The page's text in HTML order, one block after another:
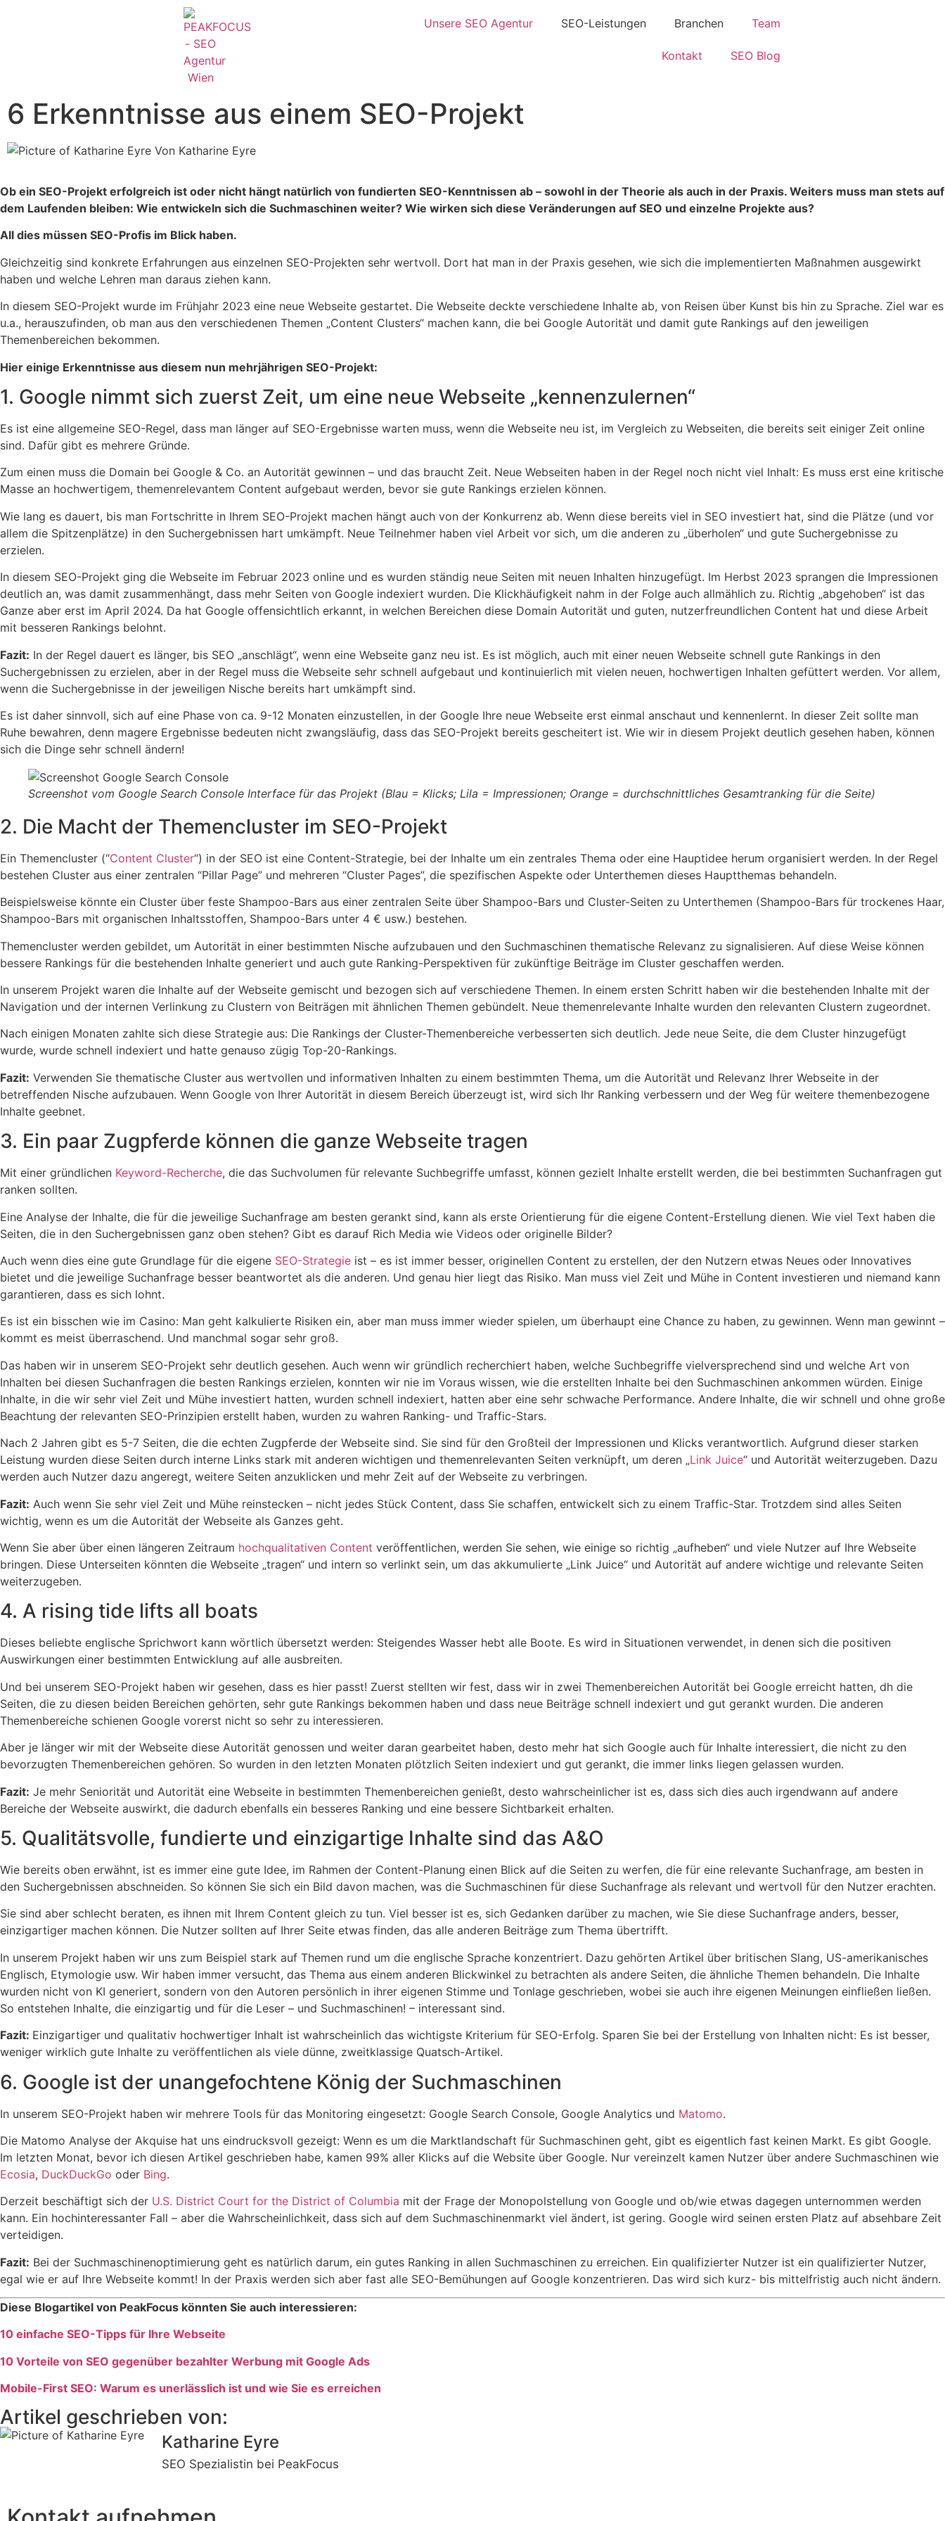
Unsere SEO Agentur SEO-Leistungen Branchen Team
Kontakt SEO Blog
6 Erkenntnisse aus einem SEO-Projekt
Von Katharine Eyre
Ob ein SEO-Projekt erfolgreich ist oder nicht hängt natürlich von fundierten SEO-Kenntnissen ab – sowohl in der Theorie als auch in der Praxis. Weiters muss man stets auf
dem Laufenden bleiben: Wie entwickeln sich die Suchmaschinen weiter? Wie wirken sich diese Veränderungen auf SEO und einzelne Projekte aus?
All dies müssen SEO-Profis im Blick haben.
Gleichzeitig sind konkrete Erfahrungen aus einzelnen SEO-Projekten sehr wertvoll. Dort hat man in der Praxis gesehen, wie sich die implementierten Maßnahmen ausgewirkt
haben und welche Lehren man daraus ziehen kann.
In diesem SEO-Projekt wurde im Frühjahr 2023 eine neue Webseite gestartet. Die Webseite deckte verschiedene Inhalte ab, von Reisen über Kunst bis hin zu Sprache. Ziel war es
u.a., herauszufinden, ob man aus den verschiedenen Themen „Content Clusters“ machen kann, die bei Google Autorität und damit gute Rankings auf den jeweiligen
Themenbereichen bekommen.
Hier einige Erkenntnisse aus diesem nun mehrjährigen SEO-Projekt:
1. Google nimmt sich zuerst Zeit, um eine neue Webseite „kennenzulernen“
Es ist eine allgemeine SEO-Regel, dass man länger auf SEO-Ergebnisse warten muss, wenn die Webseite neu ist, im Vergleich zu Webseiten, die bereits seit einiger Zeit online
sind. Dafür gibt es mehrere Gründe.
Zum einen muss die Domain bei Google & Co. an Autorität gewinnen – und das braucht Zeit. Neue Webseiten haben in der Regel noch nicht viel Inhalt: Es muss erst eine kritische
Masse an hochwertigem, themenrelevantem Content aufgebaut werden, bevor sie gute Rankings erzielen können.
Wie lang es dauert, bis man Fortschritte in Ihrem SEO-Projekt machen hängt auch von der Konkurrenz ab. Wenn diese bereits viel in SEO investiert hat, sind die Plätze (und vor
allem die Spitzenplätze) in den Suchergebnissen hart umkämpft. Neue Teilnehmer haben viel Arbeit vor sich, um die anderen zu „überholen“ und gute Suchergebnisse zu
erzielen.
In diesem SEO-Projekt ging die Webseite im Februar 2023 online und es wurden ständig neue Seiten mit neuen Inhalten hinzugefügt. Im Herbst 2023 sprangen die Impressionen
deutlich an, was damit zusammenhängt, dass mehr Seiten von Google indexiert wurden. Die Klickhäufigkeit nahm in der Folge auch allmählich zu. Richtig „abgehoben“ ist das
Ganze aber erst im April 2024. Da hat Google offensichtlich erkannt, in welchen Bereichen diese Domain Autorität und guten, nutzerfreundlichen Content hat und diese Arbeit
mit besseren Rankings belohnt.
Fazit: In der Regel dauert es länger, bis SEO „anschlägt“, wenn eine Webseite ganz neu ist. Es ist möglich, auch mit einer neuen Webseite schnell gute Rankings in den
Suchergebnissen zu erzielen, aber in der Regel muss die Webseite sehr schnell aufgebaut und kontinuierlich mit vielen neuen, hochwertigen Inhalten gefüttert werden. Vor allem,
wenn die Suchergebnisse in der jeweiligen Nische bereits hart umkämpft sind.
Es ist daher sinnvoll, sich auf eine Phase von ca. 9-12 Monaten einzustellen, in der Google Ihre neue Webseite erst einmal anschaut und kennenlernt. In dieser Zeit sollte man
Ruhe bewahren, denn magere Ergebnisse bedeuten nicht zwangsläufig, dass das SEO-Projekt bereits gescheitert ist. Wie wir in diesem Projekt deutlich gesehen haben, können
sich die Dinge sehr schnell ändern!
Screenshot vom Google Search Console Interface für das Projekt (Blau = Klicks; Lila = Impressionen; Orange = durchschnittliches Gesamtranking für die Seite)
2. Die Macht der Themencluster im SEO-Projekt
Ein Themencluster (“Content Cluster“) in der SEO ist eine Content-Strategie, bei der Inhalte um ein zentrales Thema oder eine Hauptidee herum organisiert werden. In der Regel
bestehen Cluster aus einer zentralen “Pillar Page” und mehreren “Cluster Pages”, die spezifischen Aspekte oder Unterthemen dieses Hauptthemas behandeln.
Beispielsweise könnte ein Cluster über feste Shampoo-Bars aus einer zentralen Seite über Shampoo-Bars und Cluster-Seiten zu Unterthemen (Shampoo-Bars für trockenes Haar,
Shampoo-Bars mit organischen Inhaltsstoffen, Shampoo-Bars unter 4 € usw.) bestehen.
Themencluster werden gebildet, um Autorität in einer bestimmten Nische aufzubauen und den Suchmaschinen thematische Relevanz zu signalisieren. Auf diese Weise können
bessere Rankings für die bestehenden Inhalte generiert und auch gute Ranking-Perspektiven für zukünftige Beiträge im Cluster geschaffen werden.
In unserem Projekt waren die Inhalte auf der Webseite gemischt und bezogen sich auf verschiedene Themen. In einem ersten Schritt haben wir die bestehenden Inhalte mit der
Navigation und der internen Verlinkung zu Clustern von Beiträgen mit ähnlichen Themen gebündelt. Neue themenrelevante Inhalte wurden den relevanten Clustern zugeordnet.
Nach einigen Monaten zahlte sich diese Strategie aus: Die Rankings der Cluster-Themenbereiche verbesserten sich deutlich. Jede neue Seite, die dem Cluster hinzugefügt
wurde, wurde schnell indexiert und hatte genauso zügig Top-20-Rankings.
Fazit: Verwenden Sie thematische Cluster aus wertvollen und informativen Inhalten zu einem bestimmten Thema, um die Autorität und Relevanz Ihrer Webseite in der
betreffenden Nische aufzubauen. Wenn Google von Ihrer Autorität in diesem Bereich überzeugt ist, wird sich Ihr Ranking verbessern und der Weg für weitere themenbezogene
Inhalte geebnet.
3. Ein paar Zugpferde können die ganze Webseite tragen
Mit einer gründlichen Keyword-Recherche, die das Suchvolumen für relevante Suchbegriffe umfasst, können gezielt Inhalte erstellt werden, die bei bestimmten Suchanfragen gut
ranken sollten.
Eine Analyse der Inhalte, die für die jeweilige Suchanfrage am besten gerankt sind, kann als erste Orientierung für die eigene Content-Erstellung dienen. Wie viel Text haben die
Seiten, die in den Suchergebnissen ganz oben stehen? Gibt es darauf Rich Media wie Videos oder originelle Bilder?
Auch wenn dies eine gute Grundlage für die eigene SEO-Strategie ist – es ist immer besser, originellen Content zu erstellen, der den Nutzern etwas Neues oder Innovatives
bietet und die jeweilige Suchanfrage besser beantwortet als die anderen. Und genau hier liegt das Risiko. Man muss viel Zeit und Mühe in Content investieren und niemand kann
garantieren, dass es sich lohnt.
Es ist ein bisschen wie im Casino: Man geht kalkulierte Risiken ein, aber man muss immer wieder spielen, um überhaupt eine Chance zu haben, zu gewinnen. Wenn man gewinnt –
kommt es meist überraschend. Und manchmal sogar sehr groß.
Das haben wir in unserem SEO-Projekt sehr deutlich gesehen. Auch wenn wir gründlich recherchiert haben, welche Suchbegriffe vielversprechend sind und welche Art von
Inhalten bei diesen Suchanfragen die besten Rankings erzielen, konnten wir nie im Voraus wissen, wie die erstellten Inhalte bei den Suchmaschinen ankommen würden. Einige
Inhalte, in die wir sehr viel Zeit und Mühe investiert hatten, wurden schnell indexiert, hatten aber eine sehr schwache Performance. Andere Inhalte, die wir schnell und ohne große
Beachtung der relevanten SEO-Prinzipien erstellt haben, wurden zu wahren Ranking- und Traffic-Stars.
Nach 2 Jahren gibt es 5-7 Seiten, die die echten Zugpferde der Webseite sind. Sie sind für den Großteil der Impressionen und Klicks verantwortlich. Aufgrund dieser starken
Leistung wurden diese Seiten durch interne Links stark mit anderen wichtigen und themenrelevanten Seiten verknüpft, um deren „Link Juice“ und Autorität weiterzugeben. Dazu
werden auch Nutzer dazu angeregt, weitere Seiten anzuklicken und mehr Zeit auf der Webseite zu verbringen.
Fazit: Auch wenn Sie sehr viel Zeit und Mühe reinstecken – nicht jedes Stück Content, dass Sie schaffen, entwickelt sich zu einem Traffic-Star. Trotzdem sind alles Seiten
wichtig, wenn es um die Autorität der Webseite als Ganzes geht.
Wenn Sie aber über einen längeren Zeitraum hochqualitativen Content veröffentlichen, werden Sie sehen, wie einige so richtig „aufheben“ und viele Nutzer auf Ihre Webseite
bringen. Diese Unterseiten könnten die Webseite „tragen“ und intern so verlinkt sein, um das akkumulierte „Link Juice“ und Autorität auf andere wichtige und relevante Seiten
weiterzugeben.
4. A rising tide lifts all boats
Dieses beliebte englische Sprichwort kann wörtlich übersetzt werden: Steigendes Wasser hebt alle Boote. Es wird in Situationen verwendet, in denen sich die positiven
Auswirkungen einer bestimmten Entwicklung auf alle ausbreiten.
Und bei unserem SEO-Projekt haben wir gesehen, dass es hier passt! Zuerst stellten wir fest, dass wir in zwei Themenbereichen Autorität bei Google erreicht hatten, dh die
Seiten, die zu diesen beiden Bereichen gehörten, sehr gute Rankings bekommen haben und dass neue Beiträge schnell indexiert und gut gerankt wurden. Die anderen
Themenbereiche schienen Google vorerst nicht so sehr zu interessieren.
Aber je länger wir mit der Webseite diese Autorität genossen und weiter daran gearbeitet haben, desto mehr hat sich Google auch für Inhalte interessiert, die nicht zu den
bevorzugten Themenbereichen gehören. So wurden in den letzten Monaten plötzlich Seiten indexiert und gut gerankt, die immer links liegen gelassen wurden.
Fazit: Je mehr Seniorität und Autorität eine Webseite in bestimmten Themenbereichen genießt, desto wahrscheinlicher ist es, dass sich dies auch irgendwann auf andere
Bereiche der Webseite auswirkt, die dadurch ebenfalls ein besseres Ranking und eine bessere Sichtbarkeit erhalten.
5. Qualitätsvolle, fundierte und einzigartige Inhalte sind das A&O
Wie bereits oben erwähnt, ist es immer eine gute Idee, im Rahmen der Content-Planung einen Blick auf die Seiten zu werfen, die für eine relevante Suchanfrage, am besten in
den Suchergebnissen abschneiden. So können Sie sich ein Bild davon machen, was die Suchmaschinen für diese Suchanfrage als relevant und wertvoll für den Nutzer erachten.
Sie sind aber schlecht beraten, es ihnen mit Ihrem Content gleich zu tun. Viel besser ist es, sich Gedanken darüber zu machen, wie Sie diese Suchanfrage anders, besser,
einzigartiger machen können. Die Nutzer sollten auf Ihrer Seite etwas finden, das alle anderen Beiträge zum Thema übertrifft.
In unserem Projekt haben wir uns zum Beispiel stark auf Themen rund um die englische Sprache konzentriert. Dazu gehörten Artikel über britischen Slang, US-amerikanisches
Englisch, Etymologie usw. Wir haben immer versucht, das Thema aus einem anderen Blickwinkel zu betrachten als andere Seiten, die ähnliche Themen behandeln. Die Inhalte
wurden nicht von KI generiert, sondern von den Autoren persönlich in ihrer eigenen Stimme und Tonlage geschrieben, wobei sie auch ihre eigenen Meinungen einfließen ließen.
So entstehen Inhalte, die einzigartig und für die Leser – und Suchmaschinen! – interessant sind.
Fazit: Einzigartiger und qualitativ hochwertiger Inhalt ist wahrscheinlich das wichtigste Kriterium für SEO-Erfolg. Sparen Sie bei der Erstellung von Inhalten nicht: Es ist besser,
weniger wirklich gute Inhalte zu veröffentlichen als viele dünne, zweitklassige Quatsch-Artikel.
6. Google ist der unangefochtene König der Suchmaschinen
In unserem SEO-Projekt haben wir mehrere Tools für das Monitoring eingesetzt: Google Search Console, Google Analytics und Matomo.
Die Matomo Analyse der Akquise hat uns eindrucksvoll gezeigt: Wenn es um die Marktlandschaft für Suchmaschinen geht, gibt es eigentlich fast keinen Markt. Es gibt Google.
Im letzten Monat, bevor ich diesen Artikel geschrieben habe, kamen 99% aller Klicks auf die Website über Google. Nur vereinzelt kamen Nutzer über andere Suchmaschinen wie
Ecosia, DuckDuckGo oder Bing.
Derzeit beschäftigt sich der U.S. District Court for the District of Columbia mit der Frage der Monopolstellung von Google und ob/wie etwas dagegen unternommen werden
kann. Ein hochinteressanter Fall – aber die Wahrscheinlichkeit, dass sich auf dem Suchmaschinenmarkt viel ändert, ist gering. Google wird seinen ersten Platz auf absehbare Zeit
verteidigen.
Fazit: Bei der Suchmaschinenoptimierung geht es natürlich darum, ein gutes Ranking in allen Suchmaschinen zu erreichen. Ein qualifizierter Nutzer ist ein qualifizierter Nutzer,
egal wie er auf Ihre Webseite kommt! In der Praxis werden sich aber fast alle SEO-Bemühungen auf Google konzentrieren. Das wird sich kurz- bis mittelfristig auch nicht ändern.
Diese Blogartikel von PeakFocus könnten Sie auch interessieren:
10 einfache SEO-Tipps für Ihre Webseite
10 Vorteile von SEO gegenüber bezahlter Werbung mit Google Ads
Mobile-First SEO: Warum es unerlässlich ist und wie Sie es erreichen
Artikel geschrieben von:
Katharine Eyre
SEO Spezialistin bei PeakFocus